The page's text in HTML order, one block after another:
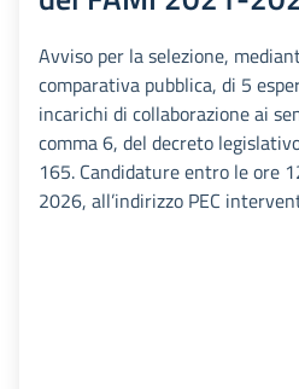
Avviso per la selezione,
comparativa pubblica, di 5
incarichi di collaborazione ai
comma 6, del decreto
165. Candidature entro le ore
2026, all’indirizzo PEC